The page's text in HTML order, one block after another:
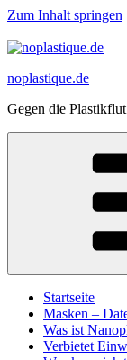
Zum Inhalt springen
noplastique.de
Gegen die Plastikflut
Startseite
Masken –
Was ist
Verbietet